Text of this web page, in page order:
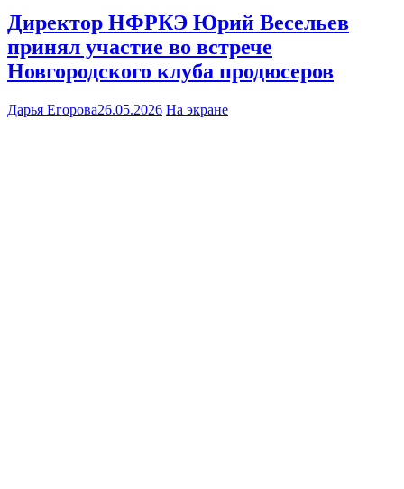
Директор НФРКЭ Юрий Весельев
принял участие во встрече
Новгородского клуба продюсеров
Дарья Егорова26.05.2026 На экране